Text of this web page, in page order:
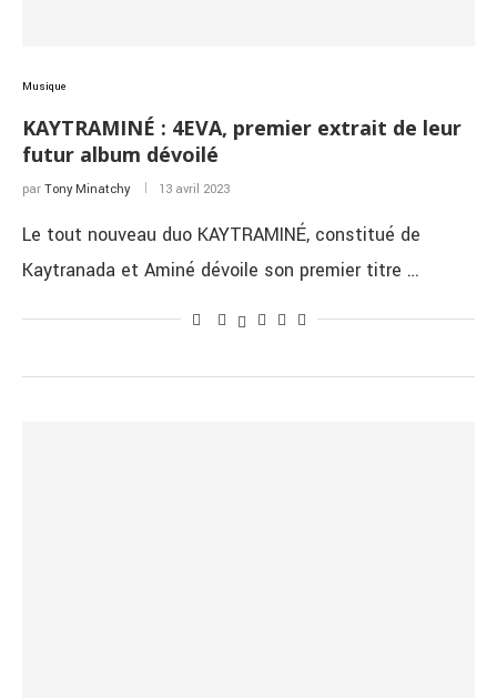
Musique
KAYTRAMINÉ : 4EVA, premier extrait de leur
futur album dévoilé
par Tony Minatchy 13 avril 2023
Le tout nouveau duo KAYTRAMINÉ, constitué de
Kaytranada et Aminé dévoile son premier titre …